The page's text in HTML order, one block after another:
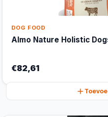
DOG FOOD
Almo Nature Holistic
€82,61